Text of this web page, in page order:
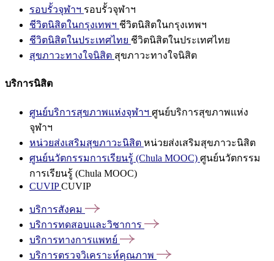
รอบรั้วจุฬาฯ รอบรั้วจุฬาฯ
ชีวิตนิสิตในกรุงเทพฯ ชีวิตนิสิตในกรุงเทพฯ
ชีวิตนิสิตในประเทศไทย ชีวิตนิสิตในประเทศไทย
สุขภาวะทางใจนิสิต สุขภาวะทางใจนิสิต
บริการนิสิต
ศูนย์บริการสุขภาพแห่งจุฬาฯ ศูนย์บริการสุขภาพแห่ง
จุฬาฯ
หน่วยส่งเสริมสุขภาวะนิสิต หน่วยส่งเสริมสุขภาวะนิสิต
ศูนย์นวัตกรรมการเรียนรู้ (Chula MOOC) ศูนย์นวัตกรรม
การเรียนรู้ (Chula MOOC)
CUVIPCUVIP
บริการสังคม
บริการทดสอบและวิชาการ
บริการทางการแพทย์
บริการตรวจวิเคราะห์คุณภาพ